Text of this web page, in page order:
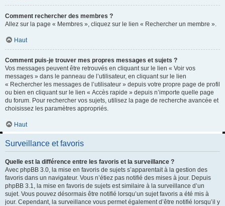
Comment rechercher des membres ?
Allez sur la page « Membres », cliquez sur le lien « Rechercher un membre ».
Haut
Comment puis-je trouver mes propres messages et sujets ?
Vos messages peuvent être retrouvés en cliquant sur le lien « Voir vos
messages » dans le panneau de l’utilisateur, en cliquant sur le lien
« Rechercher les messages de l’utilisateur » depuis votre propre page de profil
ou bien en cliquant sur le lien « Accès rapide » depuis n’importe quelle page
du forum. Pour rechercher vos sujets, utilisez la page de recherche avancée et
choisissez les paramètres appropriés.
Haut
Surveillance et favoris
Quelle est la différence entre les favoris et la surveillance ?
Avec phpBB 3.0, la mise en favoris de sujets s’apparentait à la gestion des
favoris dans un navigateur. Vous n’étiez pas notifié des mises à jour. Depuis
phpBB 3.1, la mise en favoris de sujets est similaire à la surveillance d’un
sujet. Vous pouvez désormais être notifié lorsqu’un sujet favoris a été mis à
jour. Cependant, la surveillance vous permet également d’être notifié lorsqu’il y